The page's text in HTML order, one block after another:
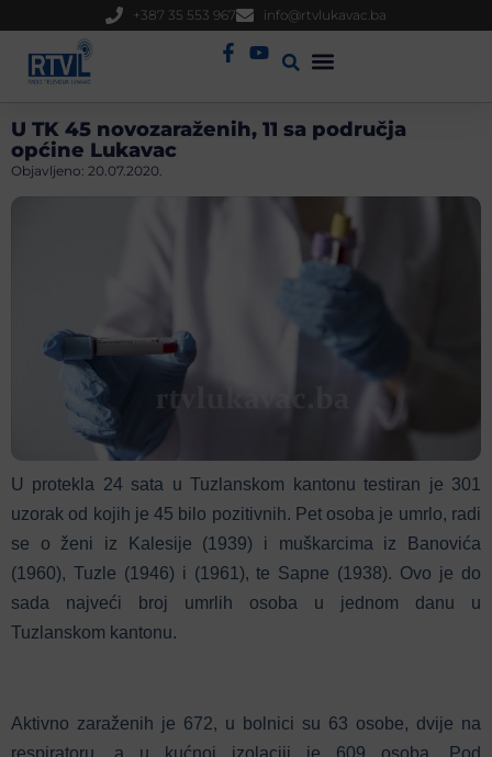
+387 35 553 967 info@rtvlukavac.ba
U TK 45 novozaraženih, 11 sa područja
općine Lukavac
Objavljeno: 20.07.2020.
U protekla 24 sata u Tuzlanskom kantonu testiran je 301
uzorak od kojih je 45 bilo pozitivnih. Pet osoba je umrlo, radi
se o ženi iz Kalesije (1939) i muškarcima iz Banovića
(1960), Tuzle (1946) i (1961), te Sapne (1938). Ovo je do
sada najveći broj umrlih osoba u jednom danu u
Tuzlanskom kantonu.
Aktivno zaraženih je 672, u bolnici su 63 osobe, dvije na
respiratoru, a u kućnoj izolaciji je 609 osoba. Pod